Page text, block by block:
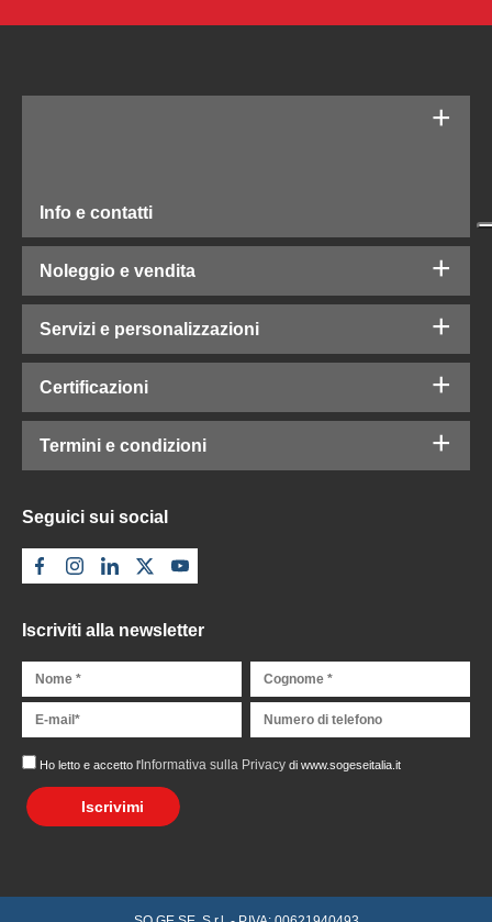
Info e contatti
Noleggio e vendita
Servizi e personalizzazioni
Certificazioni
Termini e condizioni
Seguici sui social
Iscriviti alla newsletter
Ho letto e accetto l'Informativa sulla Privacydi www.sogeseitalia.it
Iscrivimi